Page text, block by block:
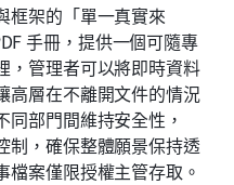
框架的「單一真實來
手冊，提供一個可隨專
，管理者可以將即時資料
高層在不離開文件的情況
部門間維持安全性，
制，確保整體願景保持透
案僅限授權主管存取。